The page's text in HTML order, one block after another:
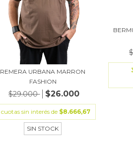
REMERA URBANA MARRON
FASHION
$29.000 $26.000
cuotas sin interés de $8.666,67
SIN STOCK